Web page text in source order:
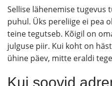
Sellise lähenemise tugevus
puhul. Üks pereliige ei pea
teine tegutseb. Kõigil on
julguse piir. Kui koht on
ühine päev, mitte eraldi
Kui soovid